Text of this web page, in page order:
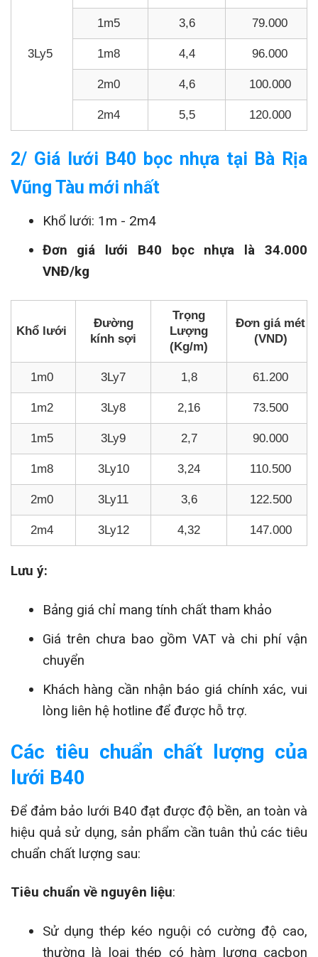
3Ly5
1m5 3,6 79.000
1m8 4,4 96.000
2m0 4,6 100.000
2m4 5,5 120.000
2/ Giá lưới B40 bọc nhựa tại Bà Rịa
Vũng Tàu mới nhất
Khổ lưới: 1m - 2m4
Đơn giá lưới B40 bọc nhựa là 34.000
VNĐ/kg
Khổ lưới
Đường
kính sợi
Trọng
Lượng
(Kg/m)
Đơn giá mét
(VND)
1m0 3Ly7 1,8 61.200
1m2 3Ly8 2,16 73.500
1m5 3Ly9 2,7 90.000
1m8 3Ly10 3,24 110.500
2m0 3Ly11 3,6 122.500
2m4 3Ly12 4,32 147.000
Lưu ý:
Bảng giá chỉ mang tính chất tham khảo
Giá trên chưa bao gồm VAT và chi phí vận
chuyển
Khách hàng cần nhận báo giá chính xác, vui
lòng liên hệ hotline để được hỗ trợ.
Các tiêu chuẩn chất lượng của
lưới B40
Để đảm bảo lưới B40 đạt được độ bền, an toàn và
hiệu quả sử dụng, sản phẩm cần tuân thủ các tiêu
chuẩn chất lượng sau:
Tiêu chuẩn về nguyên liệu:
Sử dụng thép kéo nguội có cường độ cao,
thường là loại thép có hàm lượng cacbon